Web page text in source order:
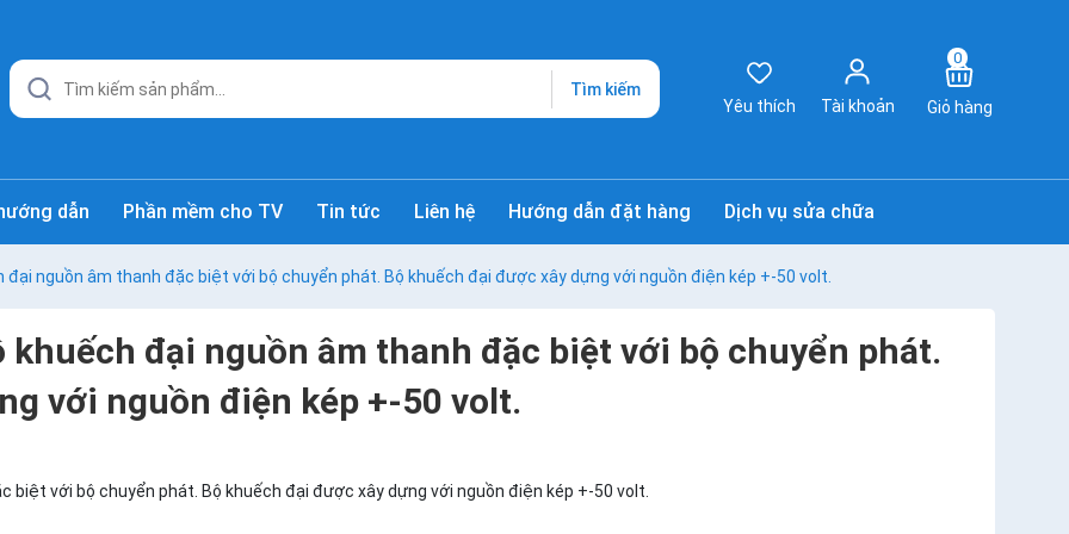
Tìm kiếm
Yêu thích
Tài khoản
0
Giỏ hàng
dẫn Phần mềm cho TV Tin tức Liên hệ Hướng dẫn đặt hàng Dịch vụ sửa chữa
đại nguồn âm thanh đặc biệt với bộ chuyển phát. Bộ khuếch đại được xây dựng với nguồn điện kép +-50 volt.
khuếch đại nguồn âm thanh đặc biệt với bộ chuyển phát.
với nguồn điện kép +-50 volt.
biệt với bộ chuyển phát. Bộ khuếch đại được xây dựng với nguồn điện kép +-50 volt.